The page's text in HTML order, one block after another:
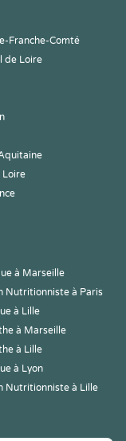
Franche-Comté
de Loire
Loire
à Marseille
Nutritionniste à Paris
à Lille
à Marseille
à Lille
à Lyon
Nutritionniste à Lille